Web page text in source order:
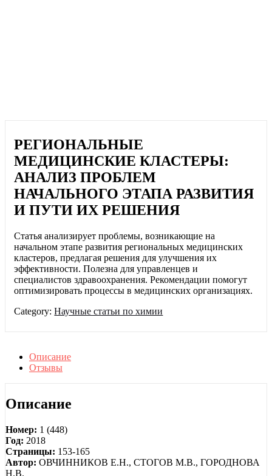
РЕГИОНАЛЬНЫЕ
МЕДИЦИНСКИЕ КЛАСТЕРЫ:
АНАЛИЗ ПРОБЛЕМ
НАЧАЛЬНОГО ЭТАПА РАЗВИТИЯ
И ПУТИ ИХ РЕШЕНИЯ
Статья анализирует проблемы, возникающие на
начальном этапе развития региональных медицинских
кластеров, предлагая решения для улучшения их
эффективности. Полезна для управленцев и
специалистов здравоохранения. Рекомендации помогут
оптимизировать процессы в медицинских организациях.
Category:Научные статьи по химии
Описание
Отзывы
Описание
Номер: 1 (448)
Год: 2018
Страницы: 153-165
Автор: ОВЧИННИКОВ Е.Н., СТОГОВ М.В., ГОРОДНОВА
Н.В.